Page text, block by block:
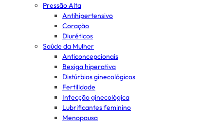
Pressão Alta
Antihipertensivo
Coração
Diuréticos
Saúde da Mulher
Anticoncepcionais
Bexiga hiperativa
Distúrbios ginecológicos
Fertilidade
Infecção ginecológica
Lubrificantes feminino
Menopausa